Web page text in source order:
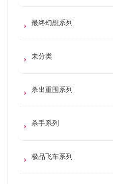
最终幻想系列
未分类
杀出重围系列
杀手系列
极品飞车系列